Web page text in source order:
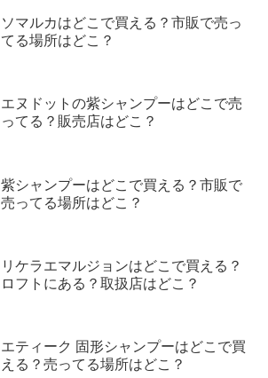
ソマルカはどこで買える？市販で売っ
てる場所はどこ？
エヌドットの紫シャンプーはどこで売
ってる？販売店はどこ？
紫シャンプーはどこで買える？市販で
売ってる場所はどこ？
リケラエマルジョンはどこで買える？
ロフトにある？取扱店はどこ？
エティーク 固形シャンプーはどこで買
える？売ってる場所はどこ？